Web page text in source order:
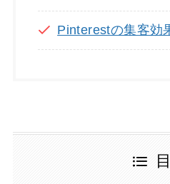
Pinterestの集客効